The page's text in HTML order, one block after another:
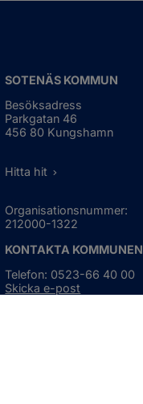
SOTENÄS KOMMUN
Besöksadress
Parkgatan 46
456 80 Kungshamn
Hitta hit
Organisationsnummer:
212000-1322
KONTAKTA KOMMUNEN
Telefon: 0523-66 40 00
Skicka e-post